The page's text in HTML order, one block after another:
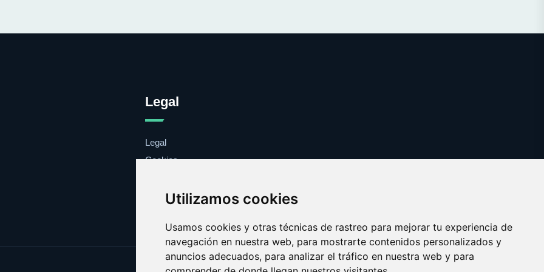
Utilizamos cookies
Usamos cookies y otras técnicas de rastreo para mejorar tu experiencia de
navegación en nuestra web, para mostrarte contenidos personalizados y
anuncios adecuados, para analizar el tráfico en nuestra web y para
Legal
Legal
Cookies